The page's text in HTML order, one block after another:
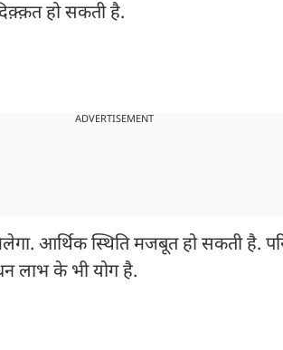
हो सकती है.
ADVERTISEMENT
आर्थिक स्थिति मजबूत हो सकती है.
लाभ के भी योग है.